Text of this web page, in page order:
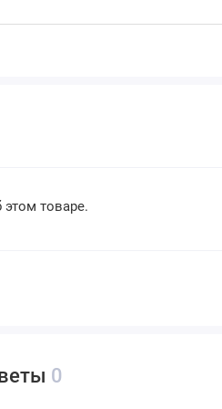
оперативной памяти
товаре.
0